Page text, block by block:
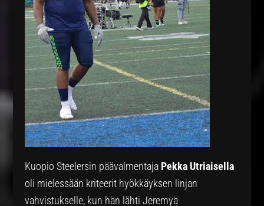
Kuopio Steelersin päävalmentaja Pekka Utriaisella
oli mielessään kriteerit hyökkäyksen linjan
vahvistukselle, kun hän lähti Jeremyä